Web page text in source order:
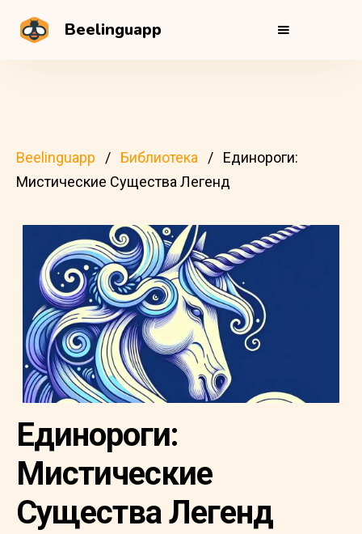
Beelinguapp
Beelinguapp Библиотека
Единороги:
Мистические Существа Легенд
Единороги:
Мистические
Существа Легенд